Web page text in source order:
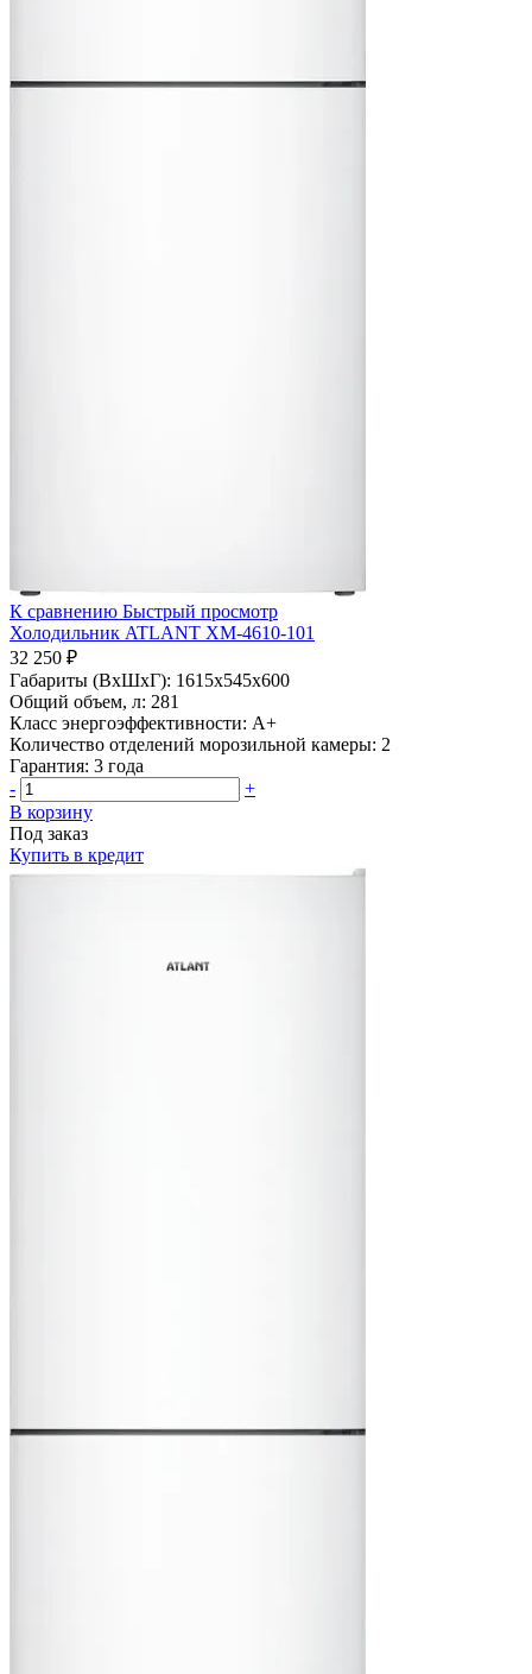
К сравнению Быстрый просмотр
Холодильник ATLANT ХМ-4610-101
32 250 ₽
Габариты (ВхШхГ): 1615x545x600
Общий объем, л: 281
Класс энергоэффективности: A+
Количество отделений морозильной камеры: 2
Гарантия: 3 года
-
+
В корзину
Под заказ
Купить в кредит